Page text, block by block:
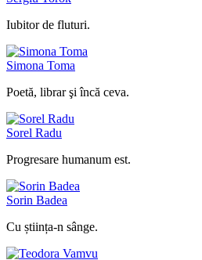
Iubitor de fluturi.
Simona Toma
Poetă, librar şi încă ceva.
Sorel Radu
Progresare humanum est.
Sorin Badea
Cu știința-n sânge.